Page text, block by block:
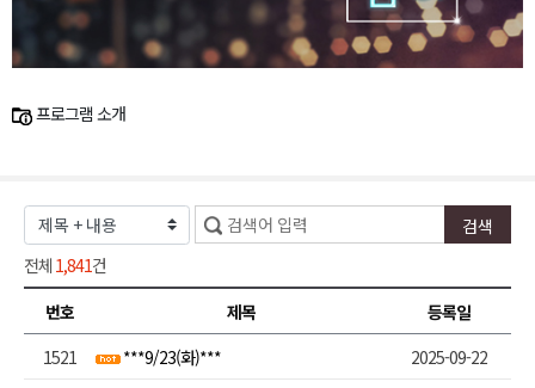
프로그램 소개
전체 1,841건
번호
제목
등록일
1521
***9/23(화)***
2025-09-22